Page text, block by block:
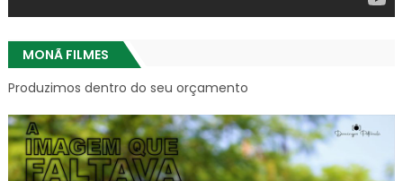
MONÃ FILMES
Produzimos dentro do seu orçamento